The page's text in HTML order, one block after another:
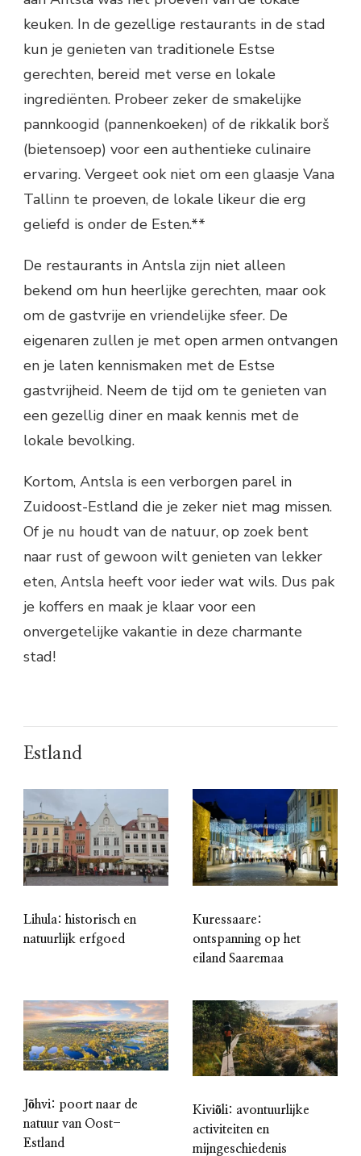
keuken. In de gezellige restaurants in de stad
kun je genieten van traditionele Estse
gerechten, bereid met verse en lokale
ingrediënten. Probeer zeker de smakelijke
pannkoogid (pannenkoeken) of de rikkalik borš
(bietensoep) voor een authentieke culinaire
ervaring. Vergeet ook niet om een glaasje Vana
Tallinn te proeven, de lokale likeur die erg
geliefd is onder de Esten.**
De restaurants in Antsla zijn niet alleen
bekend om hun heerlijke gerechten, maar ook
om de gastvrije en vriendelijke sfeer. De
eigenaren zullen je met open armen ontvangen
en je laten kennismaken met de Estse
gastvrijheid. Neem de tijd om te genieten van
een gezellig diner en maak kennis met de
lokale bevolking.
Kortom, Antsla is een verborgen parel in
Zuidoost-Estland die je zeker niet mag missen.
Of je nu houdt van de natuur, op zoek bent
naar rust of gewoon wilt genieten van lekker
eten, Antsla heeft voor ieder wat wils. Dus pak
je koffers en maak je klaar voor een
onvergetelijke vakantie in deze charmante
stad!
Estland
Lihula: historisch en
natuurlijk erfgoed
Kuressaare:
ontspanning op het
eiland Saaremaa
Jõhvi: poort naar de
natuur van Oost-
Estland
Kiviõli: avontuurlijke
activiteiten en
mijngeschiedenis